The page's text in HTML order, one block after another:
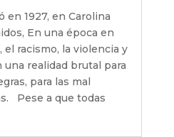
en 1927, en Carolina
En una época en
racismo, la violencia y
realidad brutal para
para las mal
Pese a que todas